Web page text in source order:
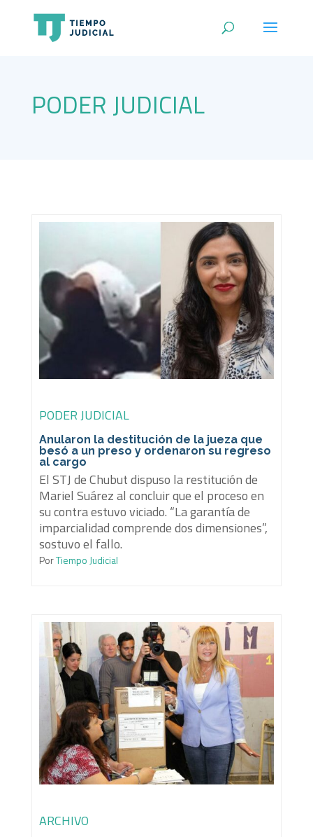
PODER JUDICIAL
PODER JUDICIAL
Anularon la destitución de la jueza que
besó a un preso y ordenaron su regreso
al cargo
El STJ de Chubut dispuso la restitución de
Mariel Suárez al concluir que el proceso en
su contra estuvo viciado. “La garantía de
imparcialidad comprende dos dimensiones”,
sostuvo el fallo.
PorTiempo Judicial
ARCHIVO